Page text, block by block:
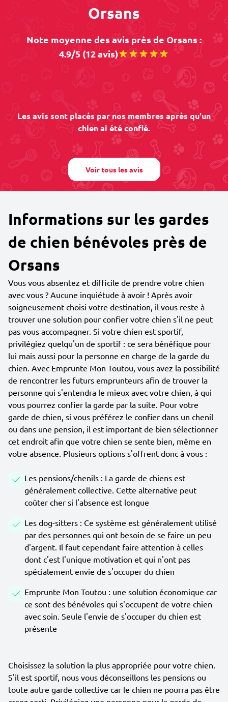
Orsans
Note moyenne des avis près de Orsans :
4.9/5 (12 avis)
Les avis sont placés par nos membres après qu'un
chien ai été confié.
Voir tous les avis
Informations sur les gardes
de chien bénévoles près de
Orsans
Vous vous absentez et difficile de prendre votre chien
avec vous ? Aucune inquiétude à avoir ! Après avoir
soigneusement choisi votre destination, il vous reste à
trouver une solution pour confier votre chien s'il ne peut
pas vous accompagner. Si votre chien est sportif,
privilégiez quelqu'un de sportif : ce sera bénéfique pour
lui mais aussi pour la personne en charge de la garde du
chien. Avec Emprunte Mon Toutou, vous avez la possibilité
de rencontrer les futurs emprunteurs afin de trouver la
personne qui s'entendra le mieux avec votre chien, à qui
vous pourrez confier la garde par la suite. Pour votre
garde de chien, si vous préférez le confier dans un chenil
ou dans une pension, il est important de bien sélectionner
cet endroit afin que votre chien se sente bien, même en
votre absence. Plusieurs options s'offrent donc à vous :
Les pensions/chenils : La garde de chiens est
généralement collective. Cette alternative peut
coûter cher si l'absence est longue
Les dog-sitters : Ce système est généralement utilisé
par des personnes qui ont besoin de se faire un peu
d'argent. Il faut cependant faire attention à celles
dont c'est l'unique motivation et qui n'ont pas
spécialement envie de s'occuper du chien
Emprunte Mon Toutou : une solution économique car
ce sont des bénévoles qui s'occupent de votre chien
avec soin. Seule l'envie de s'occuper du chien est
présente
Choisissez la solution la plus appropriée pour votre chien.
S'il est sportif, nous vous déconseillons les pensions ou
toute autre garde collective car le chien ne pourra pas être